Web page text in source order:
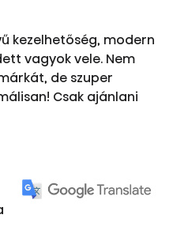
kezelhetőség, modern
vagyok vele. Nem
de szuper
Csak ajánlani